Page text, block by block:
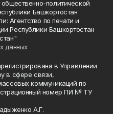
политической
Башкортостан
Агентство по печати и
Республики Башкортостан
данных
в Управлении
в сфере связи,
коммуникаций по
номер ПИ № ТУ
А.Г.